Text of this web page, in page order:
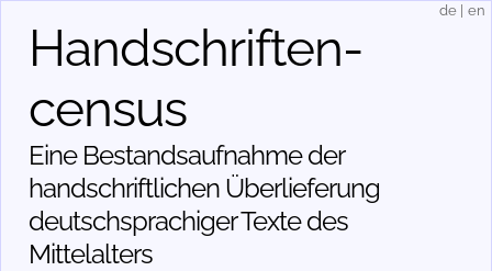
Handschriften­
census
Eine Bestandsaufnahme der
handschriftlichen Über­lieferung
deutschsprachiger Texte des
Mittelalters
de en